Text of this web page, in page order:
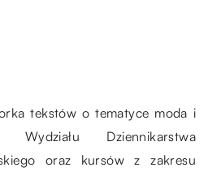
tekstów o tematyce moda i
Wydziału Dziennikarstwa
oraz kursów z zakresu